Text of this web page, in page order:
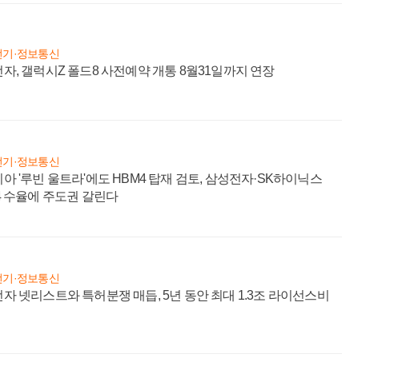
기·정보통신
자, 갤럭시Z 폴드8 사전예약 개통 8월31일까지 연장
기·정보통신
아 '루빈 울트라'에도 HBM4 탑재 검토, 삼성전자·SK하이닉스
수율에 주도권 갈린다
기·정보통신
자 넷리스트와 특허분쟁 매듭, 5년 동안 최대 1.3조 라이선스비